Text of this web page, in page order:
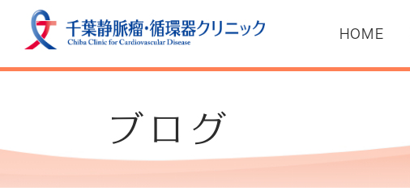
HOME
ごあいさつ
コンセプト
ブログ